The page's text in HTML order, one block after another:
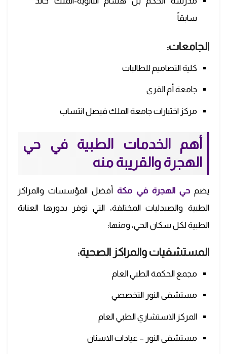
سابقاً
الجامعات:
كلية التصاميم للطالبات
جامعة أم القرى
مركز اختبارات جامعة الملك فيصل انتساب
أهم الخدمات الطبية في حي
الهجرةوالقريبة منه
يضمحي الهجرة في مكةأفضل المؤسسات والمراكز
الطبية والصيدليات المختلفة، التي توفر بدورها العناية
الطبية لكل سكان الحي، ومنها:
المستشفيات والمراكز الصحية:
مجمع الحكمة الطبي العام
مستشفى النور التخصصي
المركز الاستشاري الطبي العام
مستشفى النور – عيادات الاسنان